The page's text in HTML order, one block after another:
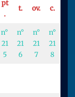
pt
.
t.
ov.
c.
n°
21
5
n°
21
6
n°
21
7
n°
21
8